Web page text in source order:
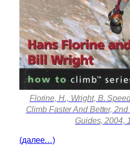
Florine, H., Wright, B.
Climb Faster And Better,
Guides, 2004,
(далее…)